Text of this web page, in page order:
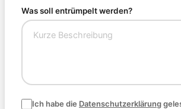
Was soll entrümpelt werden?
Ich habe die Datenschutzerklärung